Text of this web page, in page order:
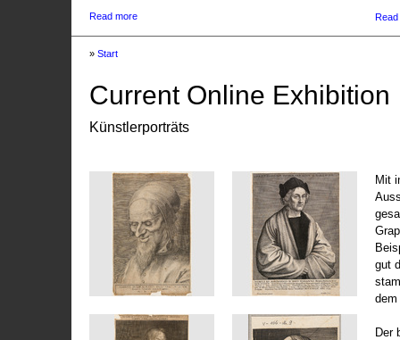
Read more
» Start
Current Online Exhibition
Künstlerporträts
Mit
gut
dem
Der